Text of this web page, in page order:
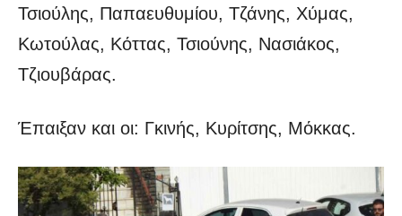
Τσιούλης, Παπαευθυμίου, Τζάνης, Χύμας,
Κωτούλας, Κόττας, Τσιούνης, Νασιάκος,
Τζιουβάρας.
Έπαιξαν και οι: Γκινής, Κυρίτσης, Μόκκας.